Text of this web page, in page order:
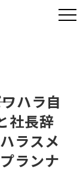
ワハラ自
社長辞
ラスメ
ランナ